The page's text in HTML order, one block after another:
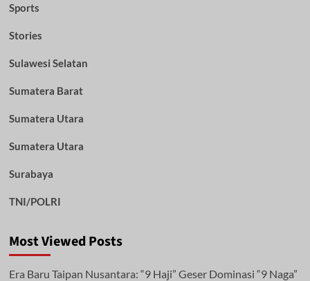
Sports
Stories
Sulawesi Selatan
Sumatera Barat
Sumatera Utara
Sumatera Utara
Surabaya
TNI/POLRI
Most Viewed Posts
Era Baru Taipan Nusantara: “9 Haji” Geser Dominasi “9 Naga”